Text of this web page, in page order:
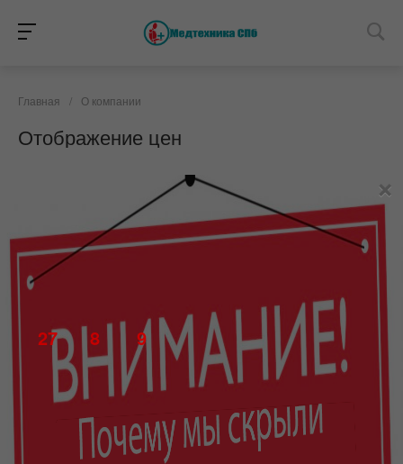
Главная / О компании
Отображение цен
×
27 8 9